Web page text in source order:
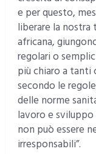
e per questo,
liberare la nostra
africana,
regolari o
più chiaro a tanti
secondo le
delle norme
lavoro e
non può essere
irresponsabili”.